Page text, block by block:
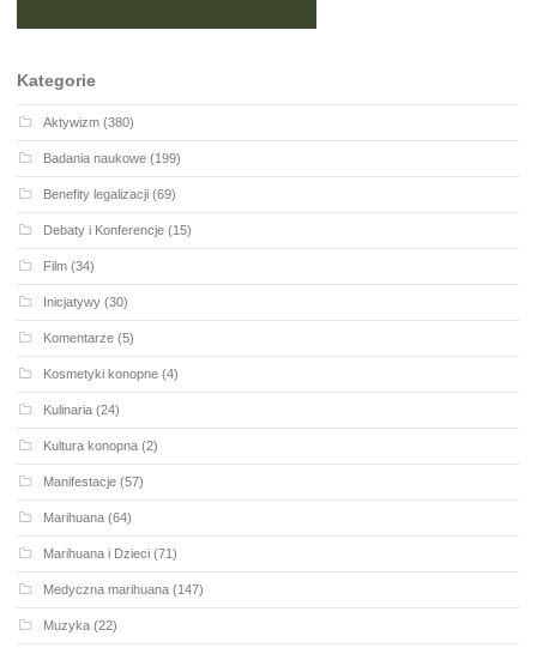
Kategorie
Aktywizm (380)
Badania naukowe (199)
Benefity legalizacji (69)
Debaty i Konferencje (15)
Film (34)
Inicjatywy (30)
Komentarze (5)
Kosmetyki konopne (4)
Kulinaria (24)
Kultura konopna (2)
Manifestacje (57)
Marihuana (64)
Marihuana i Dzieci (71)
Medyczna marihuana (147)
Muzyka (22)